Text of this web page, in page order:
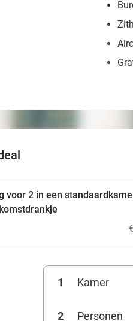
voor 2 in een
1 Kamer
2 Personen